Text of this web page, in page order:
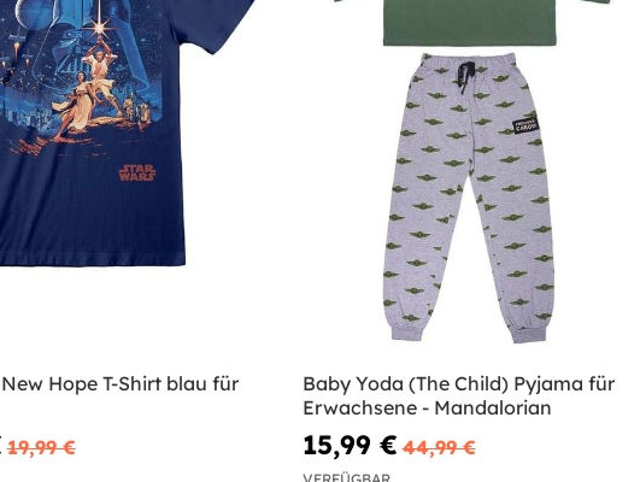
Hope T-Shirt blau für
19,99 €
Baby Yoda (The Child) Pyjama für
Erwachsene - Mandalorian
15,99 € 44,99 €